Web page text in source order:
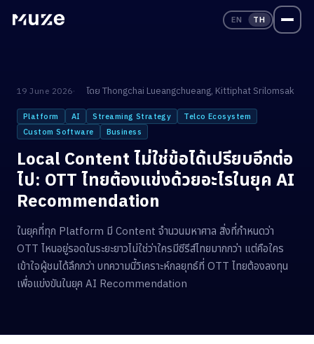
EN TH
19 June 2026 โดย Thongchai Lueangchueang, Kittiphat Srilomsak
Platform AI Streaming Strategy
Telco Ecosystem
Custom Software
Business
Local Content ไม่ใช่ข้อได้เปรียบอีกต่อ
ไป: OTT ไทยต้องแข่งด้วยอะไรในยุค AI
Recommendation
ในยุคที่ทุก Platform มี Content จำนวนมหาศาล สิ่งที่กำหนดว่า
OTT ไหนอยู่รอดในระยะยาวไม่ใช่ว่าใครมีซีรีส์ไทยมากกว่า แต่คือใคร
เข้าใจผู้ชมได้ลึกกว่า บทความนี้วิเคราะห์กลยุทธ์ที่ OTT ไทยต้องลงทุน
เพื่อแข่งขันในยุค AI Recommendation